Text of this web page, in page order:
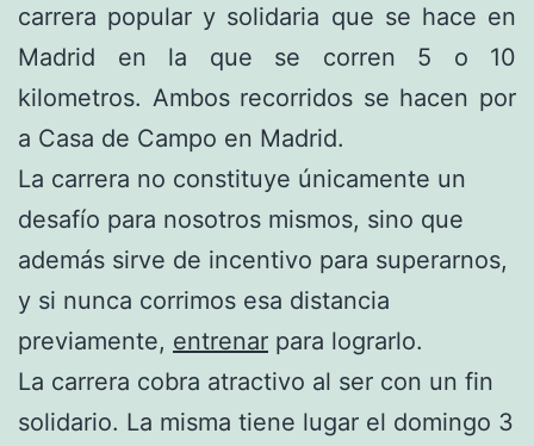
carrera popular y solidaria que se hace en
Madrid en la que se corren 5 o 10
kilometros. Ambos recorridos se hacen por
a Casa de Campo en Madrid.
La carrera no constituye únicamente un
desafío para nosotros mismos, sino que
además sirve de incentivo para superarnos,
y si nunca corrimos esa distancia
previamente, entrenar para lograrlo.
La carrera cobra atractivo al ser con un fin
solidario. La misma tiene lugar el domingo 3